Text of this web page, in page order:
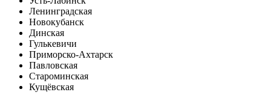
Ленинградская
Новокубанск
Динская
Гулькевичи
Приморско-Ахтарск
Павловская
Староминская
Кущёвская